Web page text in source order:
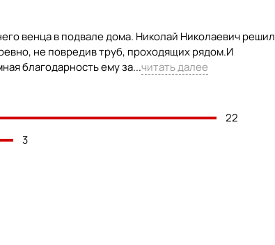
венца в подвале дома. Николай Николаевич решил
не повредив труб, проходящих рядом.И
благодарность ему за...читать далее
22
3